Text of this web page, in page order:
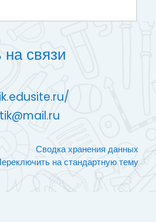
связи
Сводка хранения данных
на стандартную тему